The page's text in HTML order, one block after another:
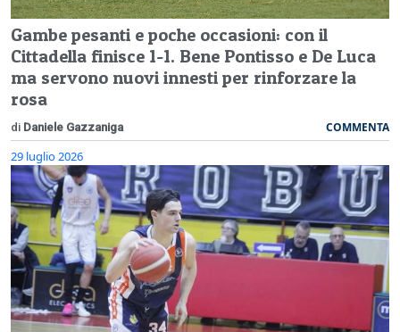
Gambe pesanti e poche occasioni: con il
Cittadella finisce 1-1. Bene Pontisso e De Luca
ma servono nuovi innesti per rinforzare la
rosa
di Daniele Gazzaniga COMMENTA
29 luglio 2026